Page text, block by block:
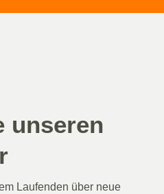
unseren
Laufenden über neue